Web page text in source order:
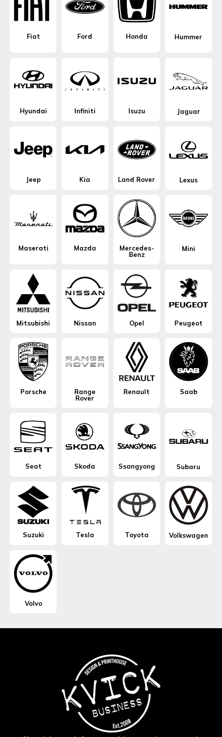
Fiat Ford Honda Hummer
Hyundai Infiniti Isuzu Jaguar
Jeep Kia Land Rover Lexus
Maserati Mazda
Mercedes-
Benz
Mini
Mitsubishi Nissan Opel Peugeot
Porsche
Range
Rover
Renault Saab
Seat Skoda Ssangyong Subaru
Suzuki Tesla Toyota Volkswagen
Volvo